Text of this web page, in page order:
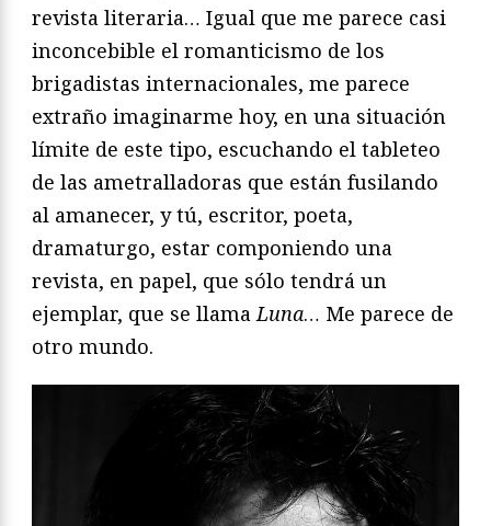
revista literaria… Igual que me parece casi
inconcebible el romanticismo de los
brigadistas internacionales, me parece
extraño imaginarme hoy, en una situación
límite de este tipo, escuchando el tableteo
de las ametralladoras que están fusilando
al amanecer, y tú, escritor, poeta,
dramaturgo, estar componiendo una
revista, en papel, que sólo tendrá un
ejemplar, que se llamaLuna… Me parece de
otro mundo.